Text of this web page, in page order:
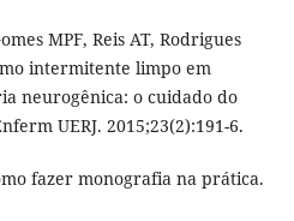
MPF, Reis AT, Rodrigues
intermitente limpo em
neurogênica: o cuidado do
UERJ. 2015;23(2):191-6.
fazer monografia na prática.